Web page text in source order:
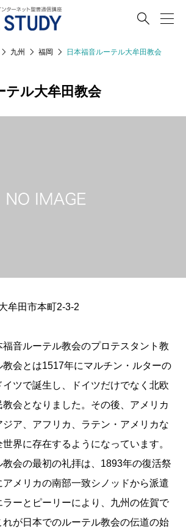

九州 福岡 日本福音ルーテル大牟田教会
テル大牟田教会
牟田市本町2-3-2
音ルーテル教会のプロテスタント教
会とは1517年にマルチン・ルターの
ツで誕生し、ドイツだけでなく北欧
会となりました。その後、アメリカ
ア、アフリカ、ラテン・アメリカな
界に存在するようになっています。
教会の最初の礼拝は、1893年の復活祭
アメリカの南部一致シノッドから派遣
ラーとピーリーにより、九州の佐賀で
が日本でのルーテル教会の伝道の始